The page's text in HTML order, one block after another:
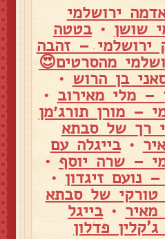
ירושלמי
שושן •בטטה
ירושלמי – זהבה
מהסרטים😍
בן הרוש •
– מלי מאירוב •
– מורן תורג׳מן
רך של סבתא
•בייגלה עם
– שרה יוסף •
נועם זיגדון •
טורקי של סבתא
•בייגל
פדלון